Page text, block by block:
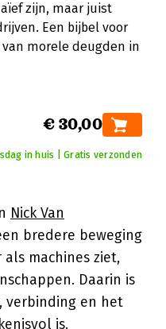
zijn, maar juist
Een bijbel voor
morele deugden in
€ 30,00
in huis | Gratis verzonden
Nick Van
bredere beweging
machines ziet,
Daarin is
verbinding en het
is.